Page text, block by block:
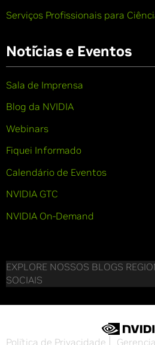
Serviços Profissionais para
Notícias e Eventos
Sala de Imprensa
Blog da NVIDIA
Webinars
Fiquei Informado
Calendário de Eventos
NVIDIA GTC
NVIDIA On-Demand
EXPLORE NOSSOS BLOGS
SOCIAIS
Política de Privacidade